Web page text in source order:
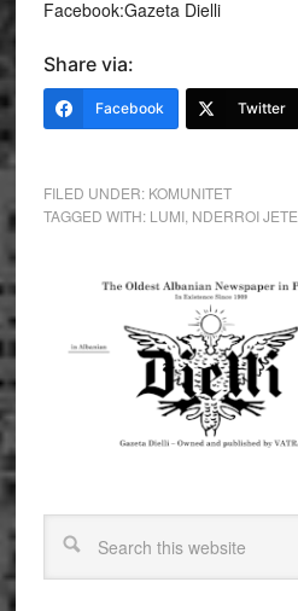
Facebook:Gazeta Dielli
Share via:
Facebook Twitter
FILED UNDER: KOMUNITET
TAGGED WITH: LUMI, NDERROI JETE